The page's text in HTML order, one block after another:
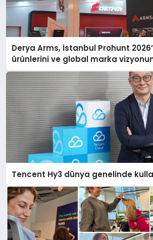
Derya Arms, İstanbul Prohunt
ürünlerini ve global marka
Tencent Hy3 dünya genelinde